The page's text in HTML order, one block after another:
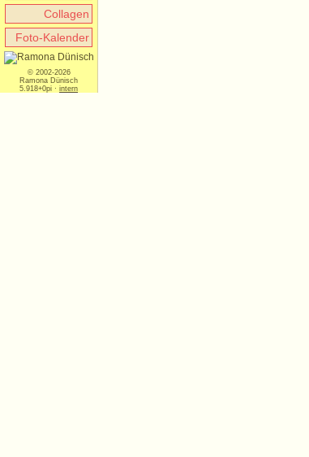
Collagen
Foto-Kalender
© 2002-2026
Ramona Dünisch
5.918+0pi · intern